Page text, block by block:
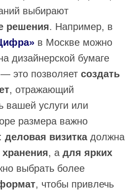
выбирают
решения. Например, в
в Москве можно
дизайнерской бумаге
это позволяет создать
, отражающий
вашей услуги или
размера важно
деловая визиткадолжна
, а для ярких
выбрать более
, чтобы привлечь